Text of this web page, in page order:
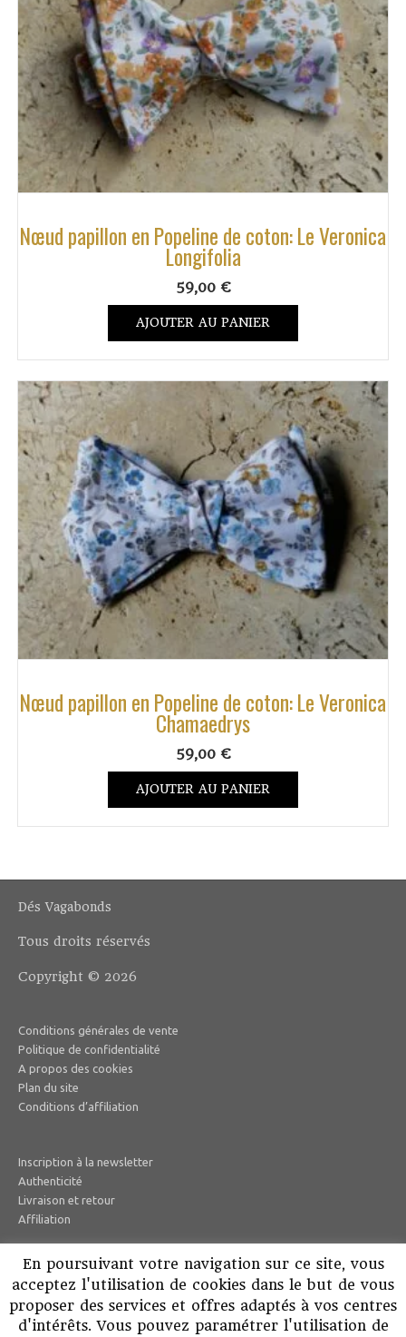
Nœud papillon en Popeline de coton: Le Veronica
Longifolia
59,00 €
AJOUTER AU PANIER
Nœud papillon en Popeline de coton: Le Veronica
Chamaedrys
59,00 €
AJOUTER AU PANIER
Dés Vagabonds
Tous droits réservés
Copyright © 2026
Conditions générales de vente
Politique de confidentialité
A propos des cookies
Plan du site
Conditions d’affiliation
Inscription à la newsletter
Authenticité
Livraison et retour
Affiliation
Instagram
Facebook
Mon compte
Search
En poursuivant votre navigation sur ce site, vous
acceptez l'utilisation de cookies dans le but de vous
proposer des services et offres adaptés à vos centres
d'intérêts. Vous pouvez paramétrer l'utilisation de